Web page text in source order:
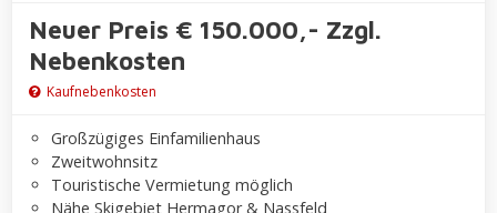
Neuer Preis € 150.000,- Zzgl.
Nebenkosten
Kaufnebenkosten
Großzügiges Einfamilienhaus
Zweitwohnsitz
Touristische Vermietung möglich
Nähe Skigebiet Hermagor & Nassfeld